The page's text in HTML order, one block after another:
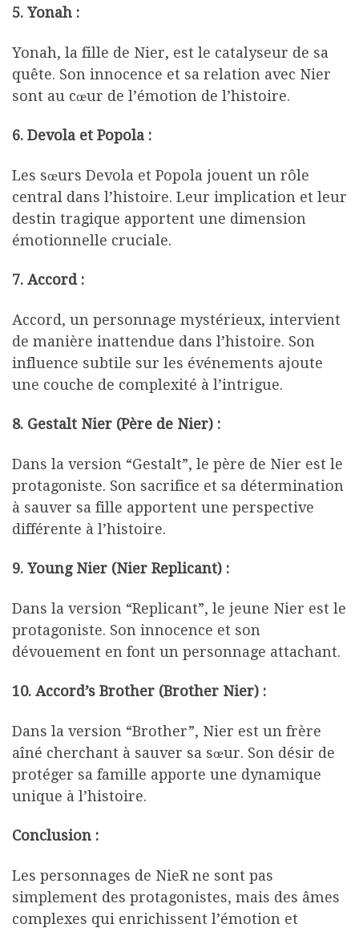
5. Yonah :
Yonah, la fille de Nier, est le catalyseur de sa
quête. Son innocence et sa relation avec Nier
sont au cœur de l’émotion de l’histoire.
6. Devola et Popola :
Les sœurs Devola et Popola jouent un rôle
central dans l’histoire. Leur implication et leur
destin tragique apportent une dimension
émotionnelle cruciale.
7. Accord :
Accord, un personnage mystérieux, intervient
de manière inattendue dans l’histoire. Son
influence subtile sur les événements ajoute
une couche de complexité à l’intrigue.
8. Gestalt Nier (Père de Nier) :
Dans la version “Gestalt”, le père de Nier est le
protagoniste. Son sacrifice et sa détermination
à sauver sa fille apportent une perspective
différente à l’histoire.
9. Young Nier (Nier Replicant) :
Dans la version “Replicant”, le jeune Nier est le
protagoniste. Son innocence et son
dévouement en font un personnage attachant.
10. Accord’s Brother (Brother Nier) :
Dans la version “Brother”, Nier est un frère
aîné cherchant à sauver sa sœur. Son désir de
protéger sa famille apporte une dynamique
unique à l’histoire.
Conclusion :
Les personnages de NieR ne sont pas
simplement des protagonistes, mais des âmes
complexes qui enrichissent l’émotion et